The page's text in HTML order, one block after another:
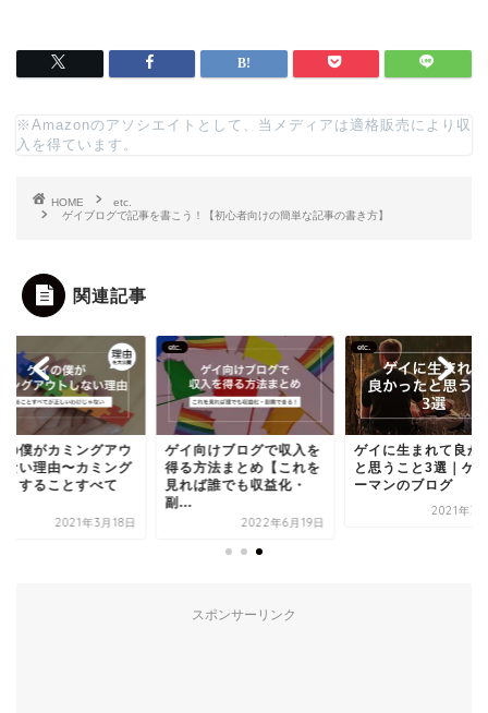
※Amazonのアソシエイトとして、当メディアは適格販売により収
入を得ています。
HOME
etc.
ゲイブログで記事を書こう！【初心者向けの簡単な記事の書き方】
関連記事
の僕がカミングアウ
ない理由〜カミング
トすることすべて
2021年3月18日
etc.
ゲイ向けブログで収入を
得る方法まとめ【これを
見れば誰でも収益化・
副...
2022年6月19日
etc.
ゲイに生まれて良か
と思うこと3選｜ゲ
ーマンのブログ
2021年3
スポンサーリンク